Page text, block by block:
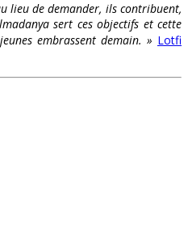
lieu de demander, ils contribuent,
sert ces objectifs et cette
embrassent demain. » Lotfi